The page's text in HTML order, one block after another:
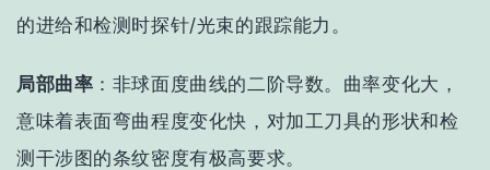
的进给和检测时探针/光束的跟踪能力。
局部曲率 ：非球面度曲线的二阶导数。曲率变化大，
意味着表面弯曲程度变化快，对加工刀具的形状和检
测干涉图的条纹密度有极高要求。